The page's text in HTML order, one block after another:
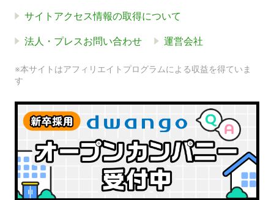
サイトアクセス情報の取得について
法人・プレスお問い合わせ 運営会社
※本サイトはアフィリエイトプログラムによる収益を得ていま
す